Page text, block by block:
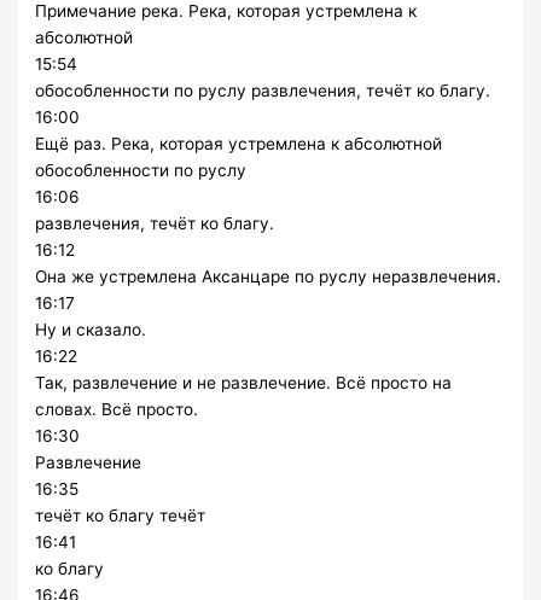
Примечание река. Река, которая устремлена к
абсолютной
15:54
обособленности по руслу развлечения, течёт ко благу.
16:00
Ещё раз. Река, которая устремлена к абсолютной
обособленности по руслу
16:06
развлечения, течёт ко благу.
16:12
Она же устремлена Аксанцаре по руслу неразвлечения.
16:17
Ну и сказало.
16:22
Так, развлечение и не развлечение. Всё просто на
словах. Всё просто.
16:30
Развлечение
16:35
течёт ко благу течёт
16:41
ко благу
16:46